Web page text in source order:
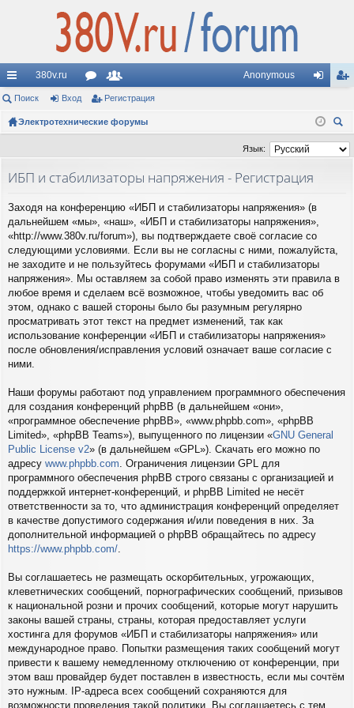
с
ы
380v.ru
ор
ум
ол
ьз
и
Anonymous
д ис
тр
Поиск Вход Регистрация
Электротехнические форумы
ск
Язык:
ИБП и стабилизаторы напряжения - Регистрация
Заходя на конференцию «ИБП и стабилизаторы напряжения» (в
дальнейшем «мы», «наш», «ИБП и стабилизаторы напряжения»,
«http://www.380v.ru/forum»), вы подтверждаете своё согласие со
следующими условиями. Если вы не согласны с ними, пожалуйста,
не заходите и не пользуйтесь форумами «ИБП и стабилизаторы
напряжения». Мы оставляем за собой право изменять эти правила в
любое время и сделаем всё возможное, чтобы уведомить вас об
этом, однако с вашей стороны было бы разумным регулярно
просматривать этот текст на предмет изменений, так как
использование конференции «ИБП и стабилизаторы напряжения»
после обновления/исправления условий означает ваше согласие с
ними.
Наши форумы работают под управлением программного обеспечения
для создания конференций phpBB (в дальнейшем «они»,
«программное обеспечение phpBB», «www.phpbb.com», «phpBB
Limited», «phpBB Teams»), выпущенного по лицензии «GNU General
Public License v2» (в дальнейшем «GPL»). Скачать его можно по
адресу www.phpbb.com . Ограничения лицензии GPL для
программного обеспечения phpBB строго связаны с организацией и
поддержкой интернет-конференций, и phpBB Limited не несёт
ответственности за то, что администрация конференций определяет
в качестве допустимого содержания и/или поведения в них. За
дополнительной информацией о phpBB обращайтесь по адресу
https://www.phpbb.com/
Вы соглашаетесь не размещать оскорбительных, угрожающих,
клеветнических сообщений, порнографических сообщений, призывов
к национальной розни и прочих сообщений, которые могут нарушить
законы вашей страны, страны, которая предоставляет услуги
хостинга для форумов «ИБП и стабилизаторы напряжения» или
международное право. Попытки размещения таких сообщений могут
привести к вашему немедленному отключению от конференции, при
этом ваш провайдер будет поставлен в известность, если мы сочтём
это нужным. IP-адреса всех сообщений сохраняются для
возможности проведения такой политики. Вы соглашаетесь с тем,